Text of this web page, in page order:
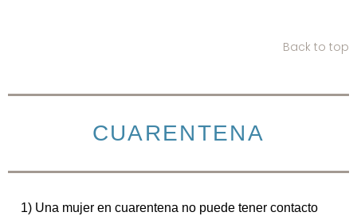
Back to top
CUARENTENA
1) Una mujer en cuarentena no puede tener contacto